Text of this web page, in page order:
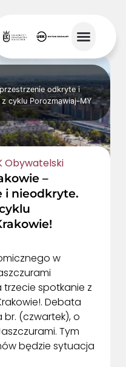
odkryte i
cyklu Porozmawiaj-MY
Obywatelski
–
i nieodkryte.
w
spotkanie z
Debata
(czwartek), o
Tym
będzie sytuacja